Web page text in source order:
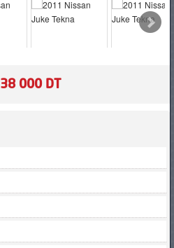
38 000 DT